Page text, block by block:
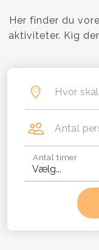
Her finder du
aktiviteter. Kig
Hvor
Antal
Antal timer